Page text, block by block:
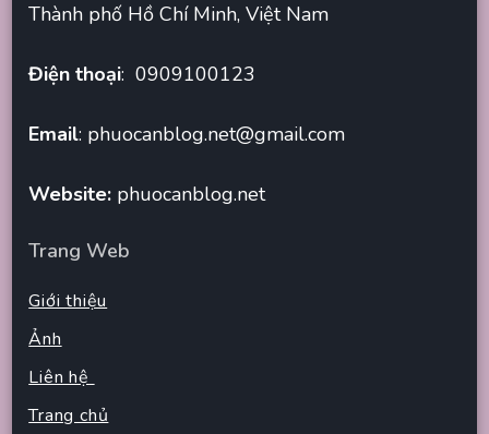
Thành phố Hồ Chí Minh, Việt Nam
Điện thoại: 0909100123
Email: phuocanblog.net@gmail.com
Website: phuocanblog.net
Trang Web
Giới thiệu
Ảnh
Liên hệ
Trang chủ